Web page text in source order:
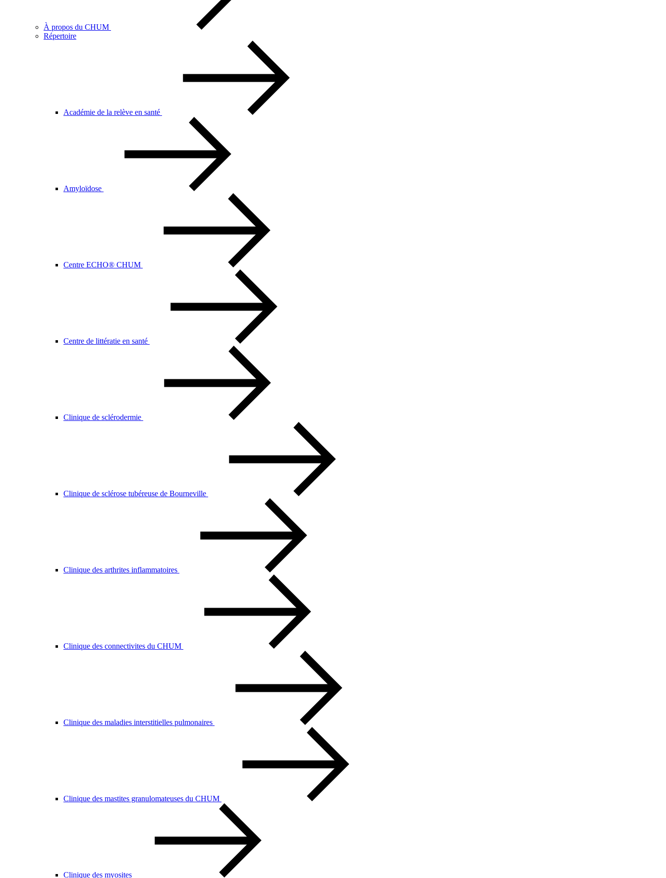
À propos du CHUM
Répertoire
Académie de la relève en santé
Amyloïdose
Centre ECHO® CHUM
Centre de littératie en santé
Clinique de sclérodermie
Clinique de sclérose tubéreuse de Bourneville
Clinique des arthrites inflammatoires
Clinique des connectivites du CHUM
Clinique des maladies interstitielles pulmonaires
Clinique des mastites granulomateuses du CHUM
Clinique des myosites